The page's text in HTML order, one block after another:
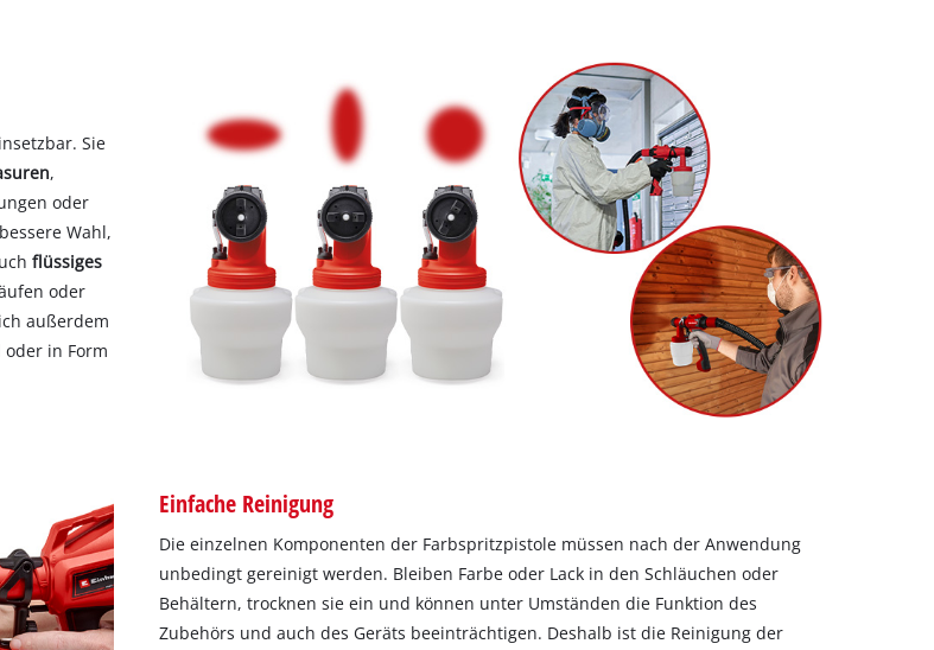
Sie
,
oder
Wahl,
flüssiges
oder
außerdem
in Form
Einfache Reinigung
Die einzelnen Komponenten der Farbspritzpistole müssen nach der Anwendung
unbedingt gereinigt werden. Bleiben Farbe oder Lack in den Schläuchen oder
Behältern, trocknen sie ein und können unter Umständen die Funktion des
Zubehörs und auch des Geräts beeinträchtigen. Deshalb ist die Reinigung der